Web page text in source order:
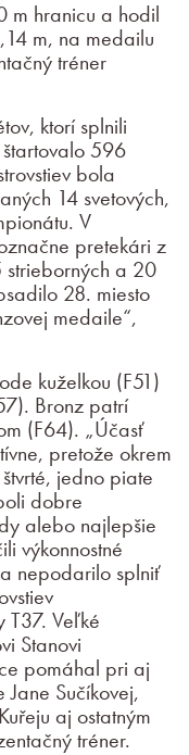
m hranicu a hodil
m, na medailu
tréner
ktorí splnili
596
bola
14 svetových,
V
pretekári z
strieborných a 20
28. miesto
medaile“,
kuželkou (F51)
Bronz patrí
(F64). „Účasť
pretože okrem
jedno piate
dobre
alebo najlepšie
výkonnostné
nepodarilo splniť
T37. Veľké
Stanovi
pomáhal pri aj
Sučíkovej,
aj ostatným
tréner.